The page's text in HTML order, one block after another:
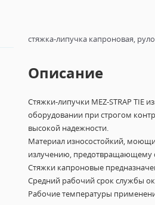
стяжка-липучка капроновая,
Описание
Стяжки-липучки MEZ-STRAP TIE
оборудовании при строгом
высокой надежности.
Материал износостойкий,
излучению, предотвращающему
Стяжки капроновые
Средний рабочий срок службы
Рабочие температуры